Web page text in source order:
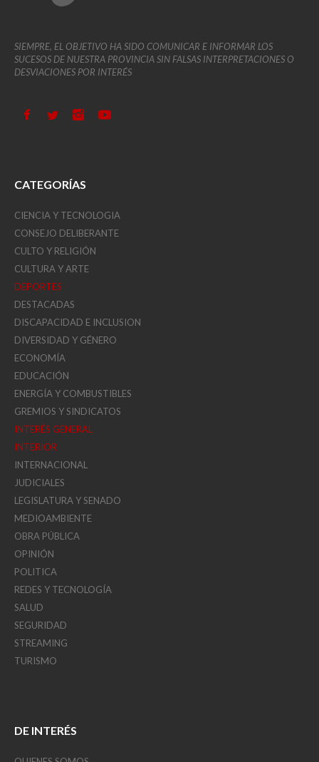
SIEMPRE, EL OBJETIVO HA SIDO COMUNICAR E INFORMAR LOS
SUCESOS DE NUESTRA PROVINCIA SIN FALSAS INTERPRETACIONES O
DESVIACIONES POR INTERÉS
CATEGORÍAS
CIENCIA Y TECNOLOGIA
CONSEJO DELIBERANTE
CULTO Y RELIGIÓN
CULTURA Y ARTE
DEPORTES
DESTACADAS
DISCAPACIDAD E INCLUSION
DIVERSIDAD Y GÉNERO
ECONOMÍA
EDUCACIÓN
ENERGÍA Y COMBUSTIBLES
GREMIOS Y SINDICATOS
INTERÉS GENERAL
INTERIOR
INTERNACIONAL
JUDICIALES
LEGISLATURA Y SENADO
MEDIOAMBIENTE
OBRA PÚBLICA
OPINIÓN
POLITICA
REDES Y TECNOLOGÍA
SALUD
SEGURIDAD
STREAMING
TURISMO
DE INTERÉS